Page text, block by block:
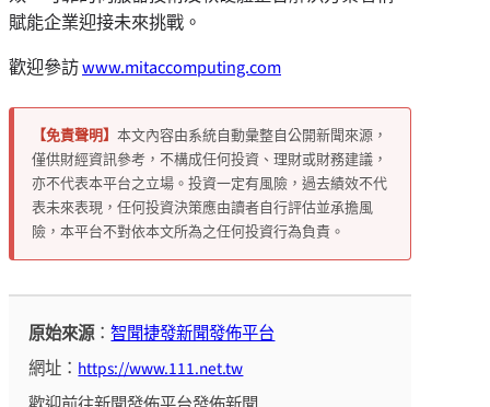
賦能企業迎接未來挑戰。
歡迎參訪www.mitaccomputing.com
【免責聲明】 本文內容由系統自動彙整自公開新聞來源，
僅供財經資訊參考，不構成任何投資、理財或財務建議，
亦不代表本平台之立場。投資一定有風險，過去績效不代
表未來表現，任何投資決策應由讀者自行評估並承擔風
險，本平台不對依本文所為之任何投資行為負責。
原始來源：智聞捷發新聞發佈平台
網址：https://www.111.net.tw